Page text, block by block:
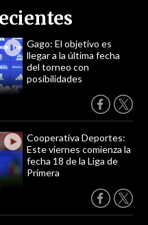
Gago: El objetivo es
llegar a la última fecha
del torneo con
posibilidades
Cooperativa Deportes:
Este viernes comienza la
fecha 18 de la Liga de
Primera